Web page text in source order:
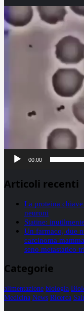
Player
00:00
Articoli recenti
La proteina
neuroni
Statine:
Un farmaco, due
carcinoma
seno metastatico
Categorie
alimentazione biologia
Medicina News Ricerca